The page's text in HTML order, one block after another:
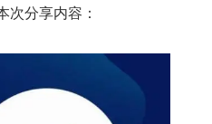
次分享内容：